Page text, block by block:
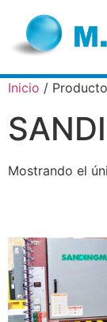
Inicio /
Mostrando el